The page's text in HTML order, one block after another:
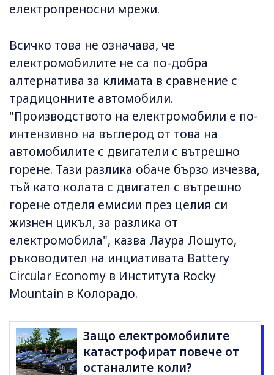
електропреносни мрежи.
Всичко това не означава, че
електромобилите не са по-добра
алтернатива за климата в сравнение с
традицонните автомобили.
"Производството на електромобили е по-
интензивно на въглерод от това на
автомобилите с двигатели с вътрешно
горене. Тази разлика обаче бързо изчезва,
тъй като колата с двигател с вътрешно
горене отделя емисии през целия си
жизнен цикъл, за разлика от
електромобила", казва Лаура Лошуто,
ръководител на инциативата Battery
Circular Economy в Института Rocky
Mountain в Колорадо.
Защо електромобилите
катастрофират повече от
останалите коли?